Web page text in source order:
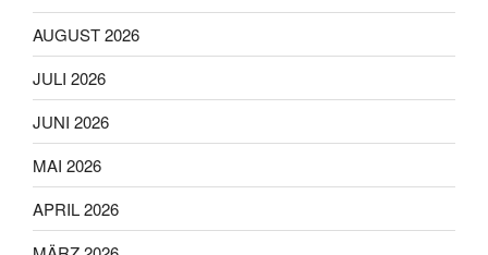
AUGUST 2026
JULI 2026
JUNI 2026
MAI 2026
APRIL 2026